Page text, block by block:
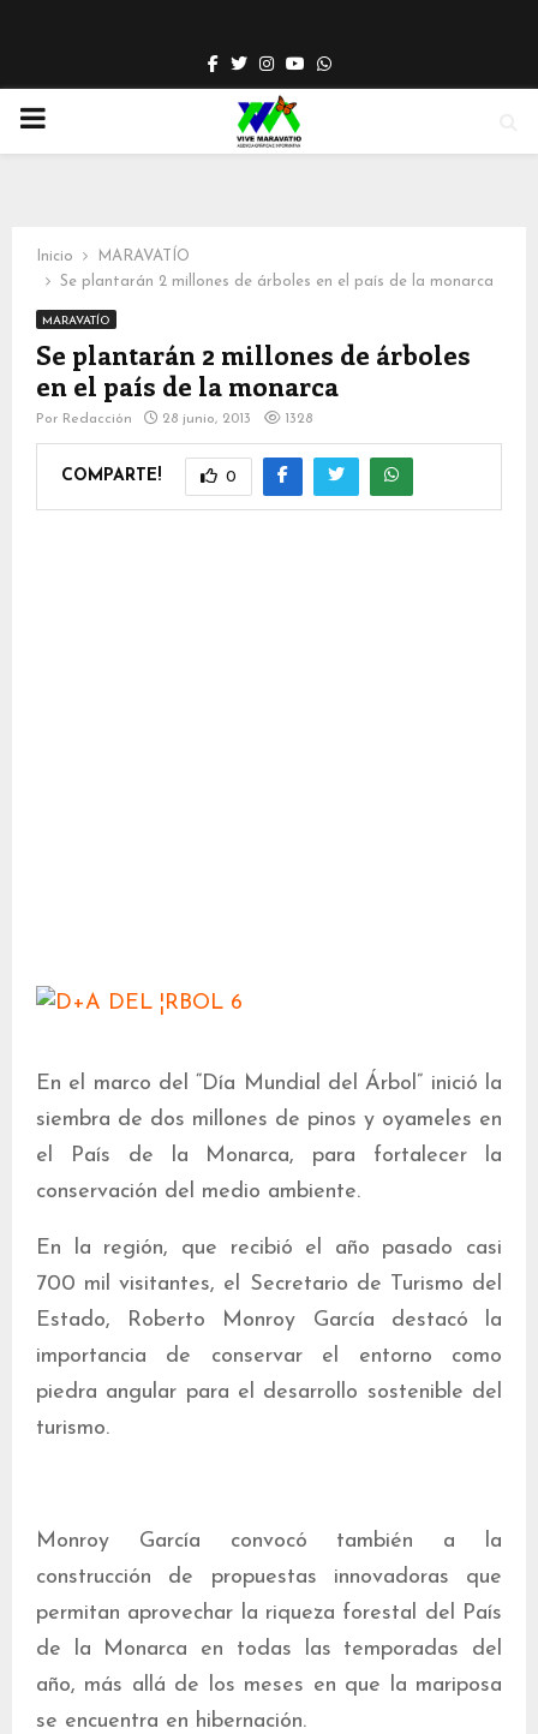
Facebook
TwitterInstagram
YoutubeWhatsapp
PRIMARY
Inicio
MARAVATÍO
Se plantarán 2 millones de árboles en el país de la monarca
MARAVATÍO
Se plantarán 2 millones de árboles
en el país de la monarca
Por Redacción 28 junio, 2013 1328
COMPARTE! 0
En el marco del “Día Mundial del Árbol” inició la
siembra de dos millones de pinos y oyameles en
el País de la Monarca, para fortalecer la
conservación del medio ambiente.
En la región, que recibió el año pasado casi
700 mil visitantes, el Secretario de Turismo del
Estado, Roberto Monroy García destacó la
importancia de conservar el entorno como
piedra angular para el desarrollo sostenible del
turismo.
Monroy García convocó también a la
construcción de propuestas innovadoras que
permitan aprovechar la riqueza forestal del País
de la Monarca en todas las temporadas del
año, más allá de los meses en que la mariposa
se encuentra en hibernación.